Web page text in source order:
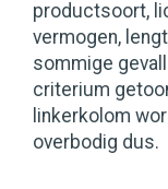
productsoort,
vermogen,
sommige
criterium
linkerkolom
overbodig dus.